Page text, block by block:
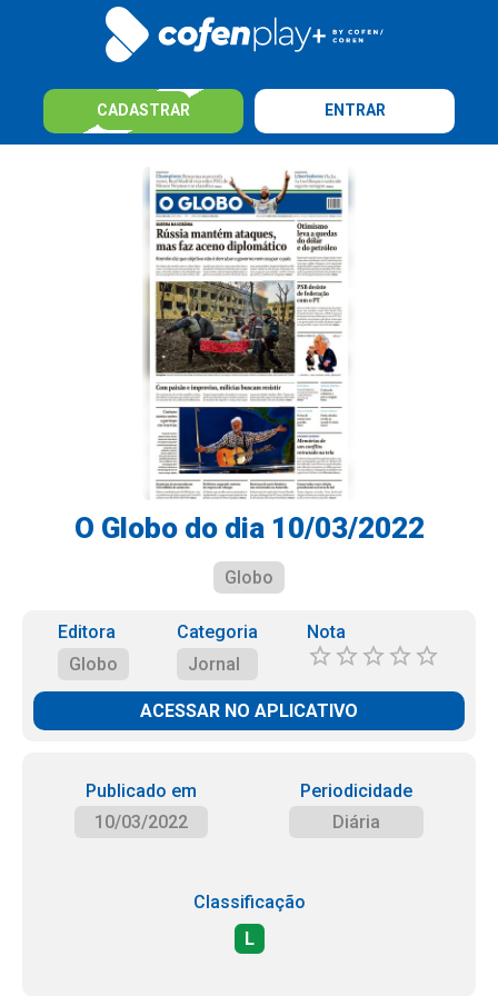
CADASTRAR ENTRAR
O Globo do dia 10/03/2022
Globo
Editora
Globo
Categoria
Jornal
Nota
ACESSAR NO APLICATIVO
Publicado em
10/03/2022
Periodicidade
Diária
Classificação
L